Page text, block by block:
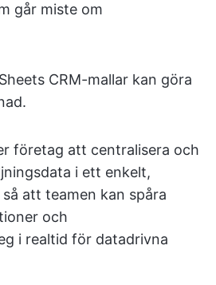
går miste om
CRM-mallar kan göra
företag att centralisera och
i ett enkelt,
att teamen kan spåra
och
i realtid för datadrivna